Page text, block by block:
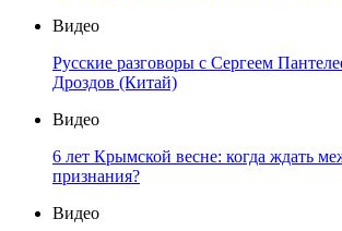
Видео
Русские разговоры с Сергеем
Дроздов (Китай)
Видео
6 лет Крымской весне: когда ждать
признания?
Видео